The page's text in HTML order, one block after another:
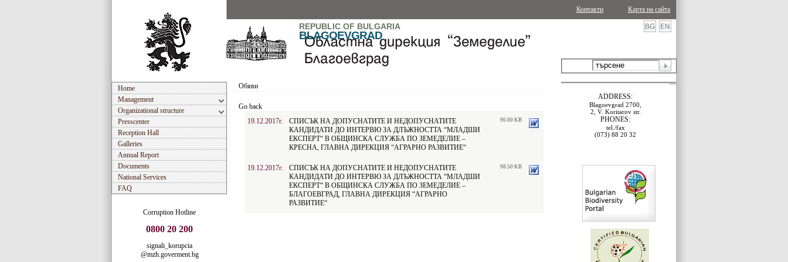
Карта на сайта
Контакти
REPUBLIC OF BULGARIA
BLAGOEVGRAD
Home
Management
Organizational structure
Presscenter
Reception Hall
Galleries
Annual Report
Documents
National Services
FAQ
Corruption Hotline
0800 20 200
signali_korupcia
@mzh.goverment.bg
Обяви
Go back
19.12.2017г.
СПИСЪК НА ДОПУСНАТИТЕ И НЕДОПУСНАТИТЕ
КАНДИДАТИ ДО ИНТЕРВЮ ЗА ДЛЪЖНОСТТА “МЛАДШИ
ЕКСПЕРТ“ В ОБЩИНСКА СЛУЖБА ПО ЗЕМЕДЕЛИЕ –
КРЕСНА, ГЛАВНА ДИРЕКЦИЯ “АГРАРНО РАЗВИТИЕ“
96.00 KB
19.12.2017г.
СПИСЪК НА ДОПУСНАТИТЕ И НЕДОПУСНАТИТЕ
КАНДИДАТИ ДО ИНТЕРВЮ ЗА ДЛЪЖНОСТТА “МЛАДШИ
ЕКСПЕРТ“ В ОБЩИНСКА СЛУЖБА ПО ЗЕМЕДЕЛИЕ –
БЛАГОЕВГРАД, ГЛАВНА ДИРЕКЦИЯ “АГРАРНО
РАЗВИТИЕ“
98.50 KB
ADDRESS:
Blagoevgrad 2700,
2, V. Koritarov str.
PHONES:
tel./fax
(073) 88 20 32